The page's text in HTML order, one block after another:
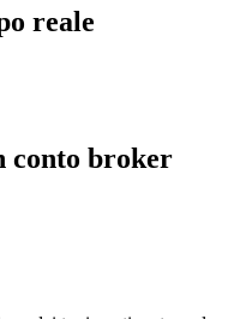
reale
conto broker